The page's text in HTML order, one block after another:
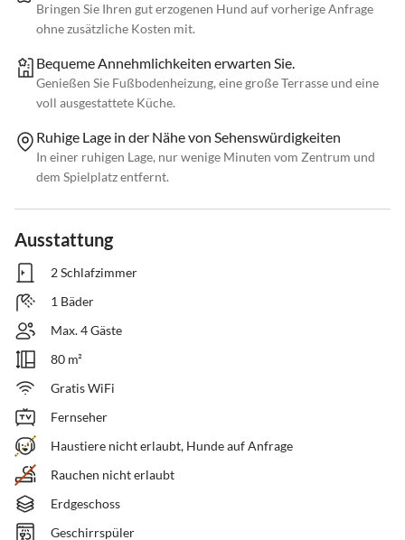
Bringen Sie Ihren gut erzogenen Hund auf vorherige Anfrage
ohne zusätzliche Kosten mit.
Bequeme Annehmlichkeiten erwarten Sie.
Genießen Sie Fußbodenheizung, eine große Terrasse und eine
voll ausgestattete Küche.
Ruhige Lage in der Nähe von Sehenswürdigkeiten
In einer ruhigen Lage, nur wenige Minuten vom Zentrum und
dem Spielplatz entfernt.
Ausstattung
2 Schlafzimmer
1 Bäder
Max. 4 Gäste
80 m²
Gratis WiFi
Fernseher
Haustiere nicht erlaubt, Hunde auf Anfrage
Rauchen nicht erlaubt
Erdgeschoss
Geschirrspüler